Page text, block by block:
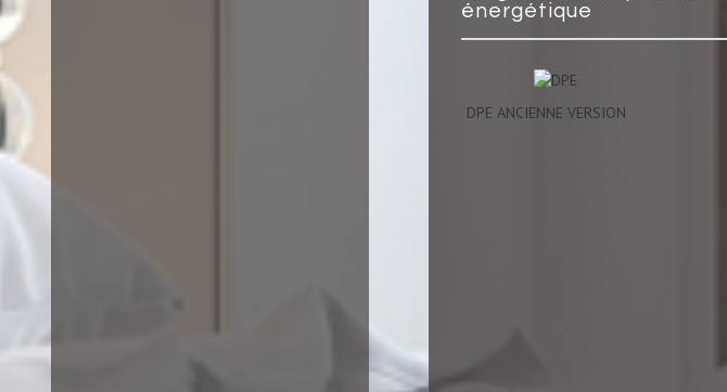
énergétique
DPE ANCIENNE VERSION